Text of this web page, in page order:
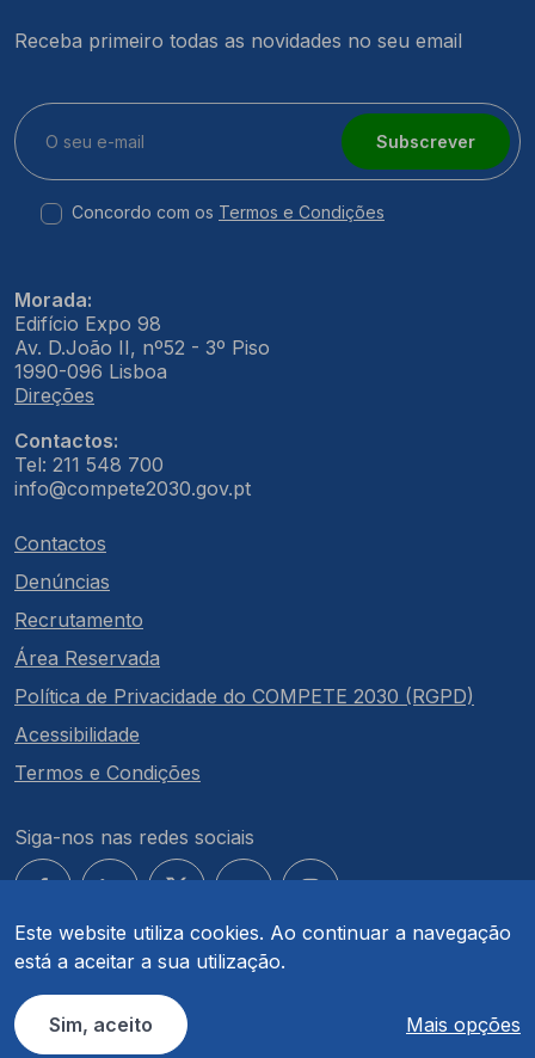
Este website utiliza cookies. Ao continuar a navegação
está a aceitar a sua utilização.
Sim, aceito Mais opções
Receba primeiro todas as novidades no seu email
Subscrever
Concordo com os Termos e Condições
Morada:
Edifício Expo 98
Av. D.João II, nº52 - 3º Piso
1990-096 Lisboa
Direções
Contactos:
Tel: 211 548 700
info@compete2030.gov.pt
Contactos
Denúncias
Recrutamento
Área Reservada
Política de Privacidade do COMPETE 2030 (RGPD)
Acessibilidade
Termos e Condições
Siga-nos nas redes sociais
© COMPETE 2030. Todos os direitos reservados.